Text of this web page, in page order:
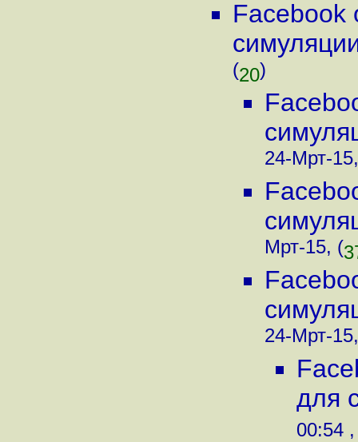
Facebook
(20)
24-Мрт-
Мрт-15, (
24-Мрт-
для
00:54